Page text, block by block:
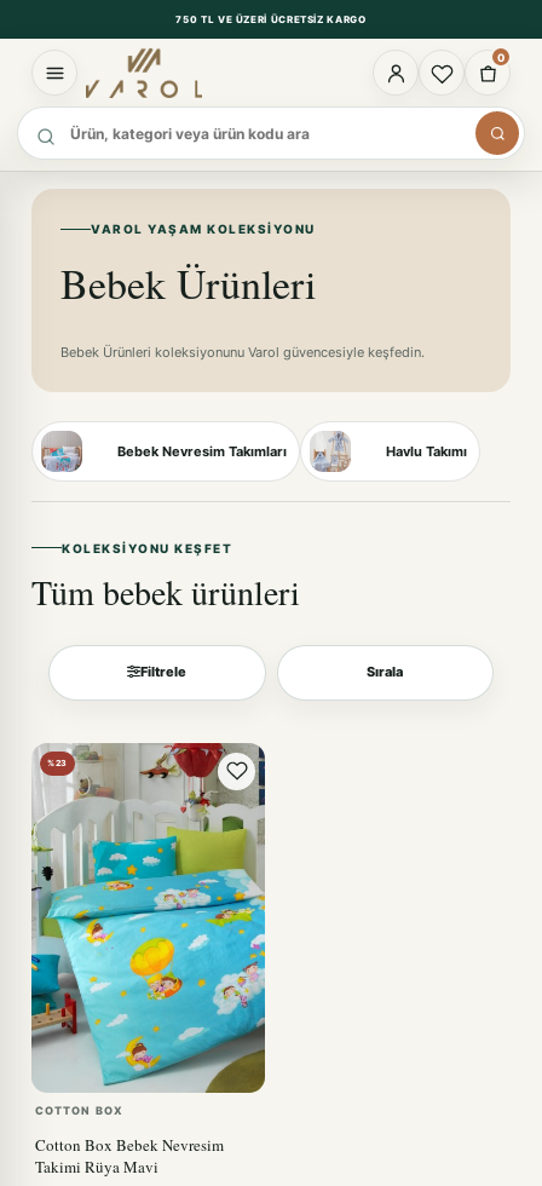
750 TL VE ÜZERI ÜCRETSIZ KARGO
0
Ürün ara
VAROL YAŞAM KOLEKSIYONU
Bebek Ürünleri
Bebek Ürünleri koleksiyonunu Varol güvencesiyle keşfedin.
Bebek Nevresim Takımları Havlu Takımı
KOLEKSIYONU KEŞFET
Tüm bebek ürünleri
Filtrele Sırala
Sırala
%23
COTTON BOX
Cotton Box Bebek Nevresim
Takimi Rüya Mavi